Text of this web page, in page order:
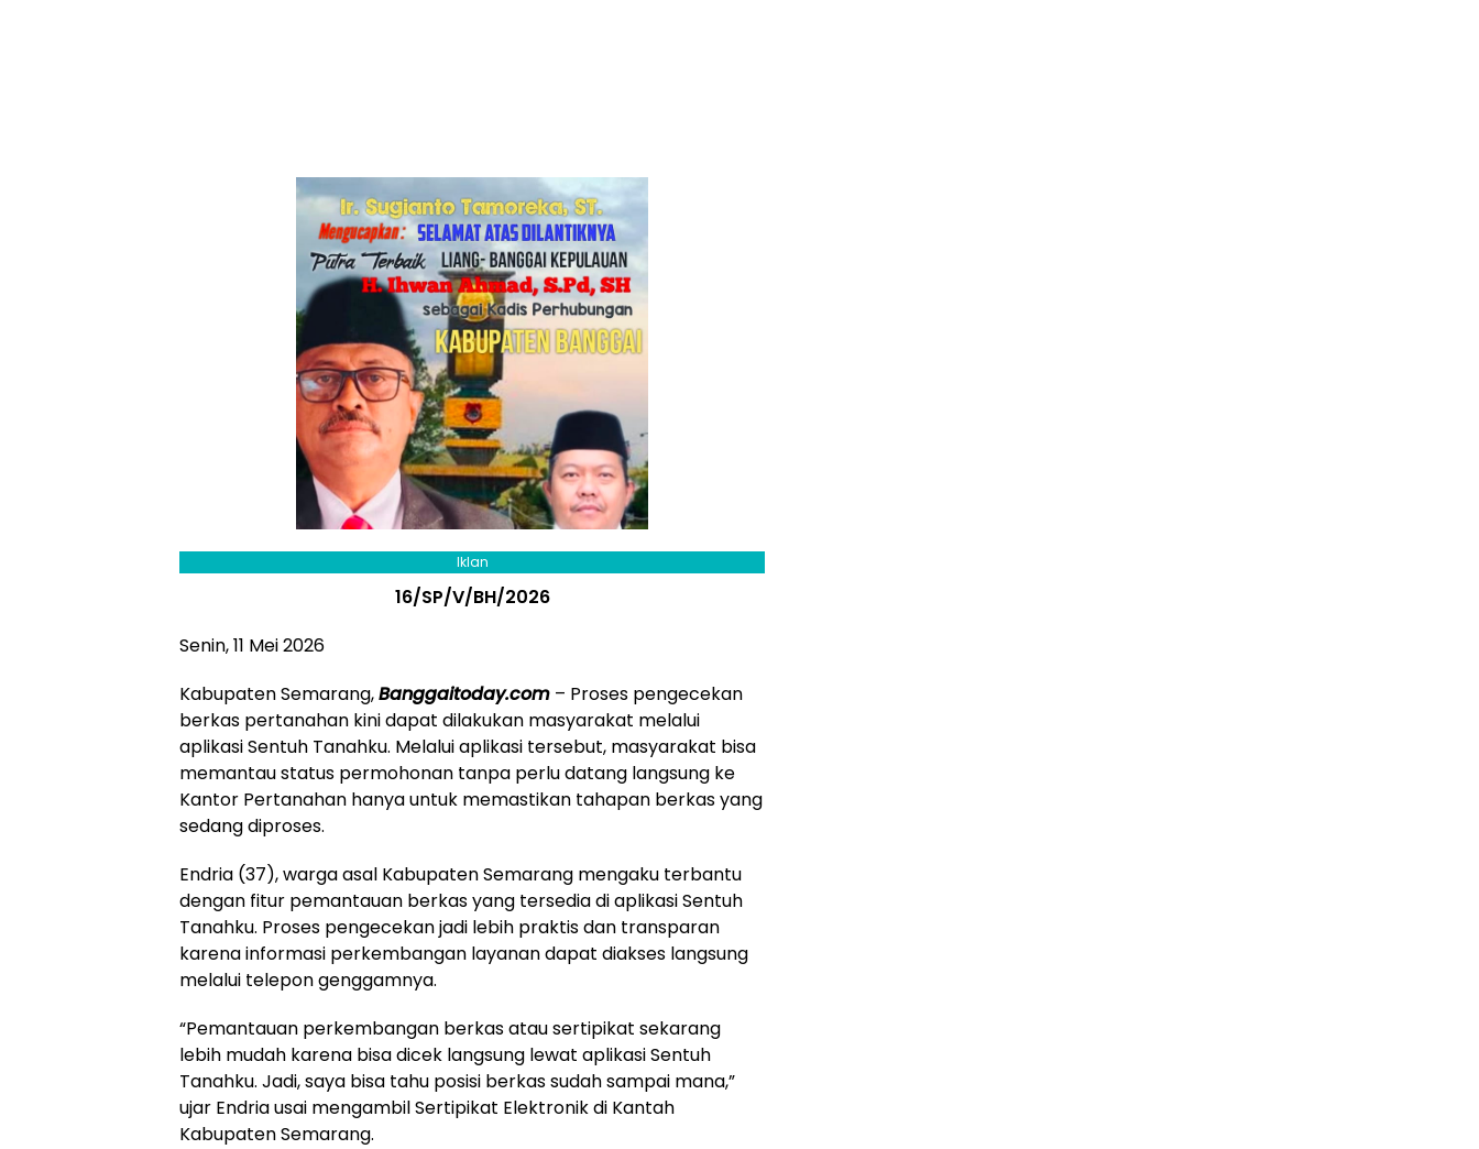
Iklan
16/SP/V/BH/2026
Senin, 11 Mei 2026
Kabupaten Semarang,Banggaitoday.com – Proses pengecekan
berkas pertanahan kini dapat dilakukan masyarakat melalui
aplikasi Sentuh Tanahku. Melalui aplikasi tersebut, masyarakat bisa
memantau status permohonan tanpa perlu datang langsung ke
Kantor Pertanahan hanya untuk memastikan tahapan berkas yang
sedang diproses.
Endria (37), warga asal Kabupaten Semarang mengaku terbantu
dengan fitur pemantauan berkas yang tersedia di aplikasi Sentuh
Tanahku. Proses pengecekan jadi lebih praktis dan transparan
karena informasi perkembangan layanan dapat diakses langsung
melalui telepon genggamnya.
“Pemantauan perkembangan berkas atau sertipikat sekarang
lebih mudah karena bisa dicek langsung lewat aplikasi Sentuh
Tanahku. Jadi, saya bisa tahu posisi berkas sudah sampai mana,”
ujar Endria usai mengambil Sertipikat Elektronik di Kantah
Kabupaten Semarang.